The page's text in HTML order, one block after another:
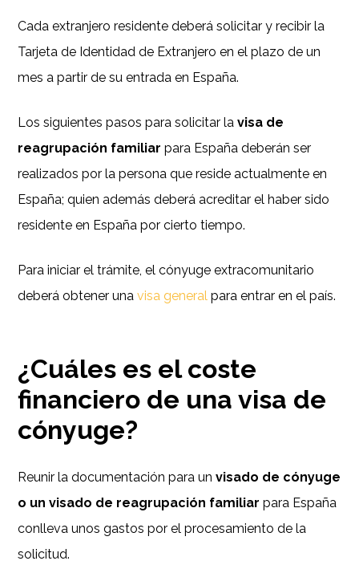
Cada extranjero residente deberá solicitar y recibir la
Tarjeta de Identidad de Extranjero en el plazo de un
mes a partir de su entrada en España.
Los siguientes pasos para solicitar lavisa de
reagrupación familiar para España deberán ser
realizados por la persona que reside actualmente en
España; quien además deberá acreditar el haber sido
residente en España por cierto tiempo.
Para iniciar el trámite, el cónyuge extracomunitario
deberá obtener unavisa general para entrar en el país.
¿Cuáles es el coste
financiero de una visa de
cónyuge?
Reunir la documentación para unvisado de cónyuge
o un visado de reagrupación familiar para España
conlleva unos gastos por el procesamiento de la
solicitud.